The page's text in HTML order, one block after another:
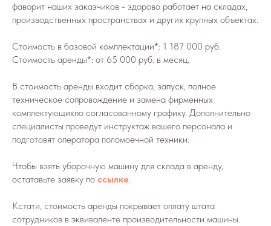
фаворит наших заказчиков - здорово работает на складах,
производственных пространствах и других крупных объектах.
Стоимость в базовой комплектации*: 1 187 000 руб.
Стоимость аренды*: от 65 000 руб. в месяц.
В стоимость аренды входит сборка, запуск, полное
техническое сопровождение и замена фирменных
комплектующихпо согласованному графику. Дополнительно
специалисты проведут инструктаж вашего персонала и
подготовят оператора поломоечной техники.
Чтобы взять уборочную машину для склада в аренду,
остатавьте заявку по ссылке.
Кстати, стоимость аренды покрывает оплату штата
сотрудников в эквиваленте производительности машины.